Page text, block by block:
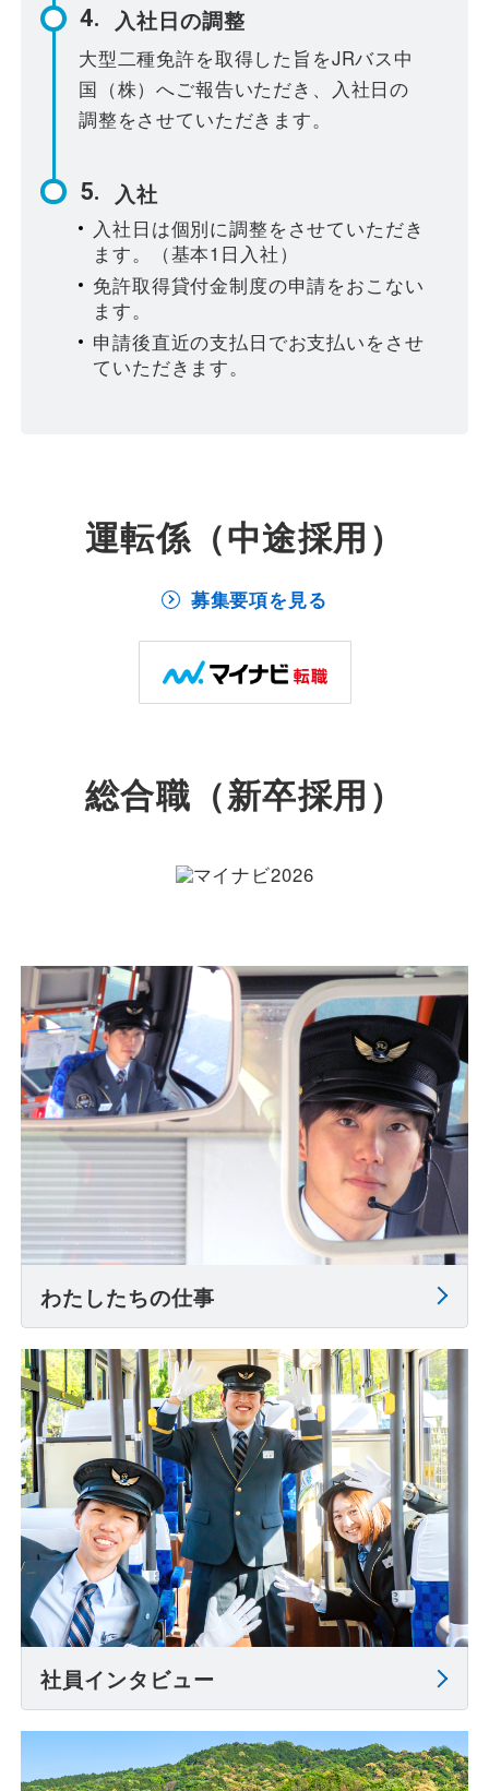
入社日の調整
大型二種免許を取得した旨をJRバス中
国（株）へご報告いただき、入社日の
調整をさせていただきます。
入社
入社日は個別に調整をさせていただき
ます。（基本1日入社）
免許取得貸付金制度の申請をおこない
ます。
申請後直近の支払日でお支払いをさせ
ていただきます。
運転係（中途採用）
募集要項を見る
総合職（新卒採用）
わたしたちの仕事
社員インタビュー